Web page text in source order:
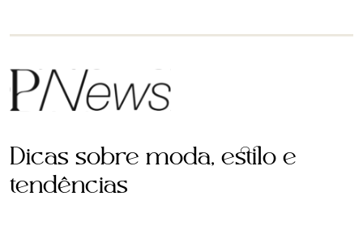
Dicas sobre moda, estilo e
tendências